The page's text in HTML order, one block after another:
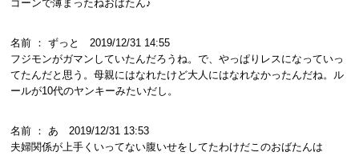
ゴーンで薄まったねおばたん♪
名前 ： ずっと 2019/12/31 14:55
フジモンがガマンしていたんだろうね。で、やっぱりレスになっていっ
てたんだと思う。母親にはなれたけど大人にはなれなかったんだね。ル
ールが10代のヤンキーみたいだし。
名前 ： あ 2019/12/31 13:53
夫婦関係が上手くいってない腹いせをしてたわけだこのおばたんは